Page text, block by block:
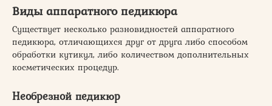
Виды аппаратного педикюра
Существует несколько разновидностей аппаратного
педикюра, отличающихся друг от друга либо способом
обработки кутикул, либо количеством дополнительных
косметических процедур.
Необрезной педикюр